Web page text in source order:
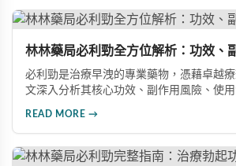
林林藥局必利勁全方位解析：功效、
必利勁是治療早洩的專業藥物，憑藉卓越
文深入分析其核心功效、副作用風險、使
READ MORE →